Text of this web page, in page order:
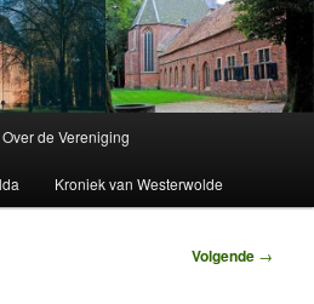
Over de Vereniging
Kroniek van Westerwolde
Volgende →